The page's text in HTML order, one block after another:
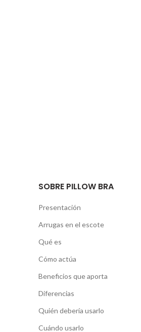
SOBRE PILLOW BRA
Presentación
Arrugas en el escote
Qué es
Cómo actúa
Beneficios que aporta
Diferencias
Quién debería usarlo
Cuándo usarlo